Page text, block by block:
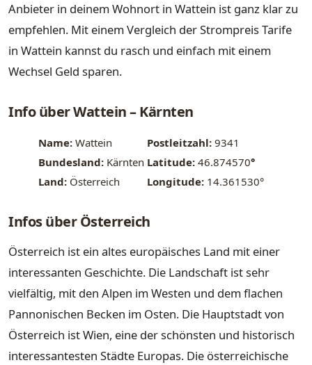
Anbieter in deinem Wohnort in Wattein ist ganz klar zu
empfehlen. Mit einem Vergleich der Strompreis Tarife
in Wattein kannst du rasch und einfach mit einem
Wechsel Geld sparen.
Info über Wattein – Kärnten
Name: Wattein Postleitzahl: 9341
Bundesland: Kärnten Latitude: 46.874570°
Land: Österreich Longitude: 14.361530°
Infos über Österreich
Österreich ist ein altes europäisches Land mit einer
interessanten Geschichte. Die Landschaft ist sehr
vielfältig, mit den Alpen im Westen und dem flachen
Pannonischen Becken im Osten. Die Hauptstadt von
Österreich ist Wien, eine der schönsten und historisch
interessantesten Städte Europas. Die österreichische